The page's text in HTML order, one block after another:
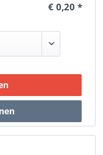
€ 0,20 *